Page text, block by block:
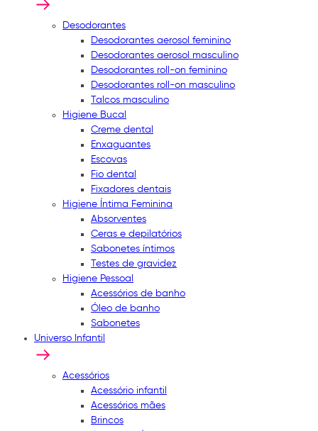
Desodorantes
Desodorantes aerosol feminino
Desodorantes aerosol masculino
Desodorantes roll-on feminino
Desodorantes roll-on masculino
Talcos masculino
Higiene Bucal
Creme dental
Enxaguantes
Escovas
Fio dental
Fixadores dentais
Higiene Íntima Feminina
Absorventes
Ceras e depilatórios
Sabonetes íntimos
Testes de gravidez
Higiene Pessoal
Acessórios de banho
Óleo de banho
Sabonetes
Universo Infantil
Acessórios
Acessório infantil
Acessórios mães
Brincos